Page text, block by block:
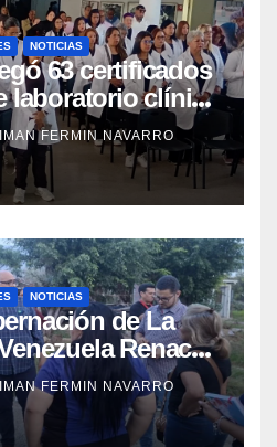
NOTICIAS
63 certificados
laboratorio clínico
respaldo legal y
FERMIN NAVARRO
NOTICIAS
de La
Renace
integral
El Niño y
FERMIN NAVARRO